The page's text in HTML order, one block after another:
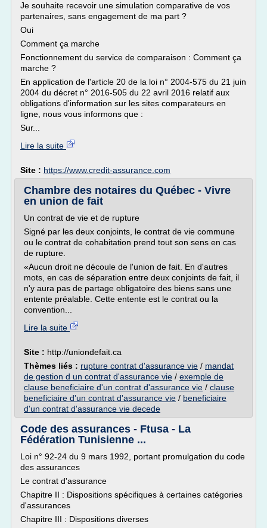
Je souhaite recevoir une simulation comparative de vos
partenaires, sans engagement de ma part ?
Oui
Comment ça marche
Fonctionnement du service de comparaison : Comment ça
marche ?
En application de l'article 20 de la loi n° 2004-575 du 21 juin
2004 du décret n° 2016-505 du 22 avril 2016 relatif aux
obligations d'information sur les sites comparateurs en
ligne, nous vous informons que :
Sur...
Lire la suite
Site : https://www.credit-assurance.com
Chambre des notaires du Québec - Vivre
en union de fait
Un contrat de vie et de rupture
Signé par les deux conjoints, le contrat de vie commune
ou le contrat de cohabitation prend tout son sens en cas
de rupture.
«Aucun droit ne découle de l'union de fait. En d'autres
mots, en cas de séparation entre deux conjoints de fait, il
n'y aura pas de partage obligatoire des biens sans une
entente préalable. Cette entente est le contrat ou la
convention...
Lire la suite
Site : http://uniondefait.ca
Thèmes liés : rupture contrat d'assurance vie / mandat
de gestion d un contrat d'assurance vie / exemple de
clause beneficiaire d'un contrat d'assurance vie / clause
beneficiaire d'un contrat d'assurance vie / beneficiaire
d'un contrat d'assurance vie decede
Code des assurances - Ftusa - La
Fédération Tunisienne ...
Loi n° 92-24 du 9 mars 1992, portant promulgation du code
des assurances
Le contrat d'assurance
Chapitre II : Dispositions spécifiques à certaines catégories
d'assurances
Chapitre III : Dispositions diverses